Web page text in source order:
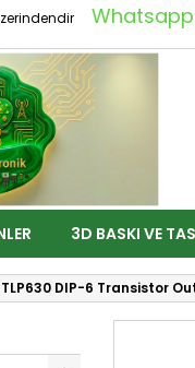
Whatsapp
3D BASKI VE
TLP630 DIP-6 Transistor